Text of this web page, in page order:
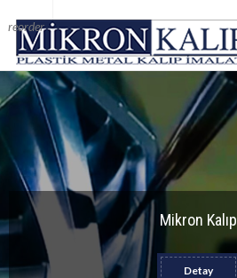
reorder
Mikron Kalıp
Detay